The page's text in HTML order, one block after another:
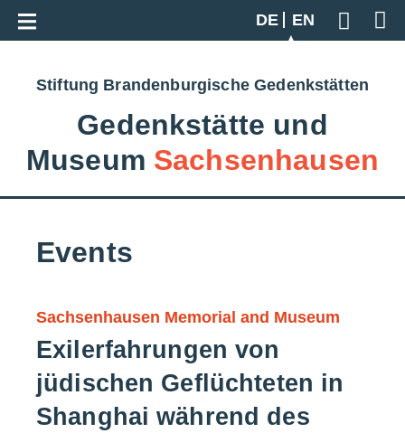
DE
EN
Geben
Go back to overview
Stiftung Brandenburgische Gedenkstätten
Gedenkstätte und
Museum Sachsenhausen
Events
Sachsenhausen Memorial and Museum
Exilerfahrungen von
jüdischen Geflüchteten in
Shanghai während des